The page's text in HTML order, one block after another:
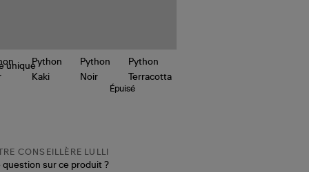
unique
Épuisé
CONSEILLÈRE LULLI
question sur ce produit ?